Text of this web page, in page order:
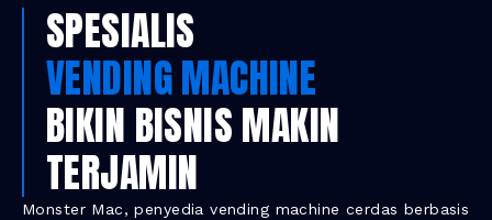
SPESIALIS
VENDING MACHINE
BIKIN BISNIS MAKIN
TERJAMIN
Monster Mac, penyedia vending machine cerdas berbasis